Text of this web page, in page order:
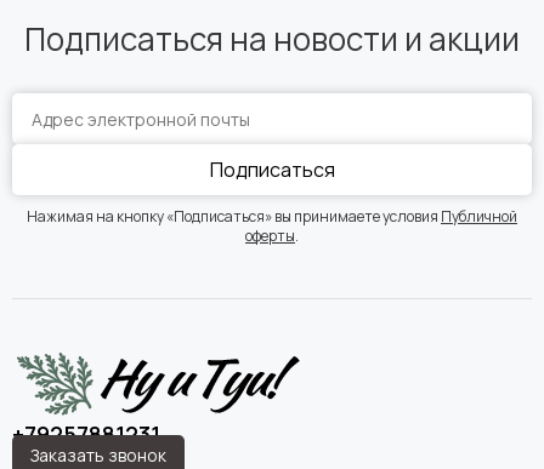
Подписаться на новости и акции
Подписаться
Нажимая на кнопку «Подписаться» вы принимаете условия Публичной
оферты.
+79257881231
Заказать звонок